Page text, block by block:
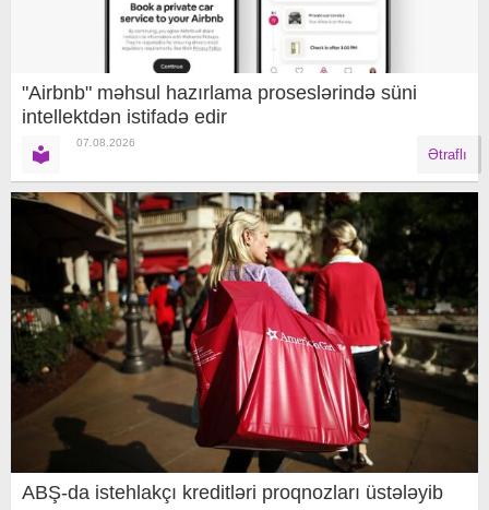
"Airbnb" məhsul hazırlama proseslərində süni
intellektdən istifadə edir
07.08.2026
Ətraflı
ABŞ-da istehlakçı kreditləri proqnozları üstələyib